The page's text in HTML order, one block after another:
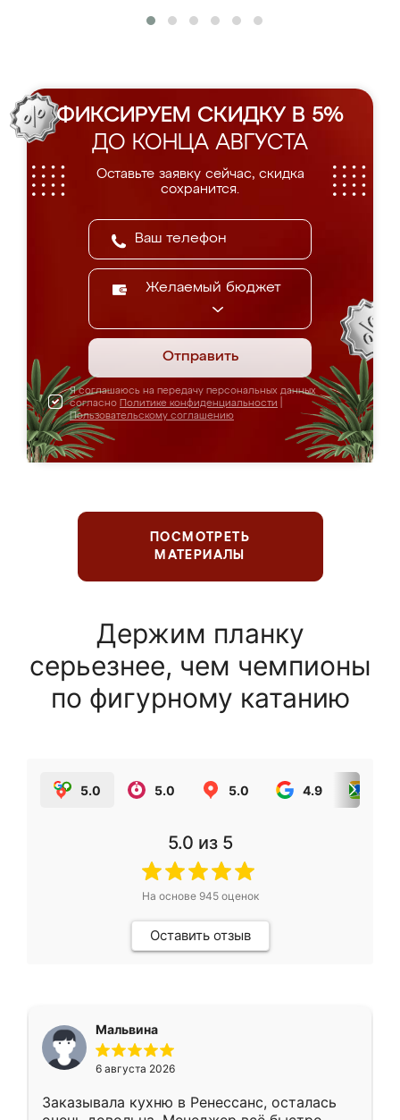
ФИКСИРУЕМ СКИДКУ В 5%
ДО КОНЦА АВГУСТА
Оставьте заявку сейчас, скидка
сохранится.
Желаемый бюджет
Отправить
Я соглашаюсь на передачу персональных данных
согласно Политике конфиденциальности
Пользовательскому соглашению
ПОСМОТРЕТЬ
МАТЕРИАЛЫ
Держим планку
серьезнее, чем чемпионы
по фигурному катанию
5.0 5.0 5.0 4.9
5.0 из 5
На основе 945оценок
Оставить отзыв
Мальвина
6 августа 2026
Заказывала кухню в Ренессанс, осталась